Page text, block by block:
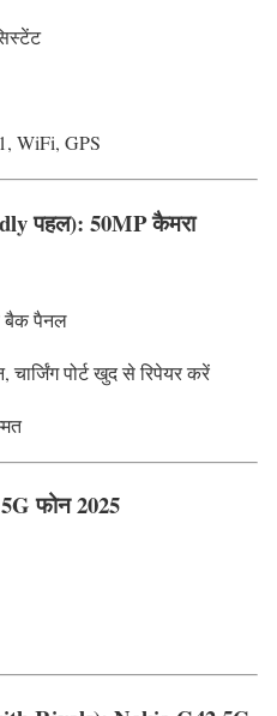
WiFi, GPS
पहल): 50MP कैमरा
बैक पैनल
पोर्ट खुद से रिपेयर करें
फोन 2025